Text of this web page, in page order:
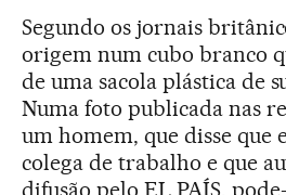
Segundo os jornais
origem num cubo branco
de uma sacola plástica de
Numa foto publicada nas
um homem, que disse que
colega de trabalho e que
difusão pelo EL PAÍS,